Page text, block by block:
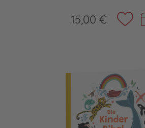
15,00 €